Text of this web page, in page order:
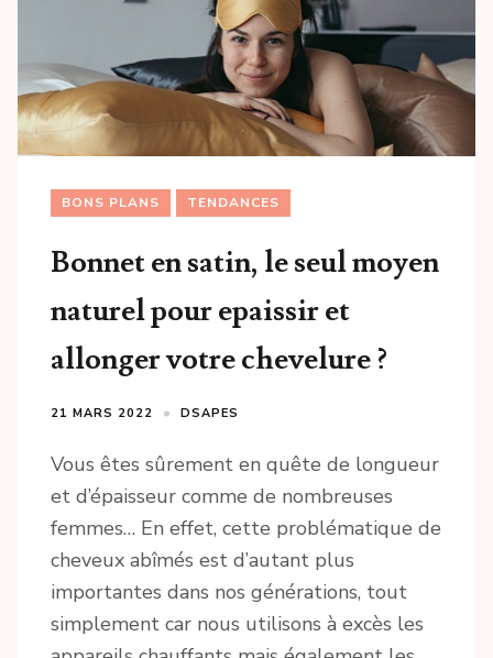
BONS PLANS TENDANCES
Bonnet en satin, le seul moyen
naturel pour epaissir et
allonger votre chevelure ?
21 MARS 2022 DSAPES
Vous êtes sûrement en quête de longueur
et d’épaisseur comme de nombreuses
femmes… En effet, cette problématique de
cheveux abîmés est d’autant plus
importantes dans nos générations, tout
simplement car nous utilisons à excès les